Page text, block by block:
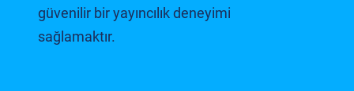
güvenilir bir yayıncılık deneyimi
sağlamaktır.